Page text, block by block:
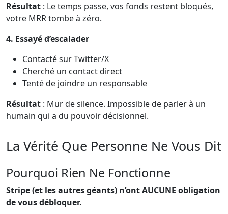
Résultat : Le temps passe, vos fonds restent bloqués,
votre MRR tombe à zéro.
4. Essayé d’escalader
Contacté sur Twitter/X
Cherché un contact direct
Tenté de joindre un responsable
Résultat : Mur de silence. Impossible de parler à un
humain qui a du pouvoir décisionnel.
La Vérité Que Personne Ne Vous Dit
Pourquoi Rien Ne Fonctionne
Stripe (et les autres géants) n’ont AUCUNE obligation
de vous débloquer.